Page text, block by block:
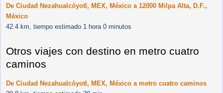
De Ciudad Nezahualcóyotl, MEX, México a 12000 Milpa Alta, D.F.,
México
42.4 km, tiempo estimado 1 hora 0 minutos
Otros viajes con destino en metro cuatro
caminos
De Ciudad Nezahualcóyotl, MEX, México a metro cuatro caminos